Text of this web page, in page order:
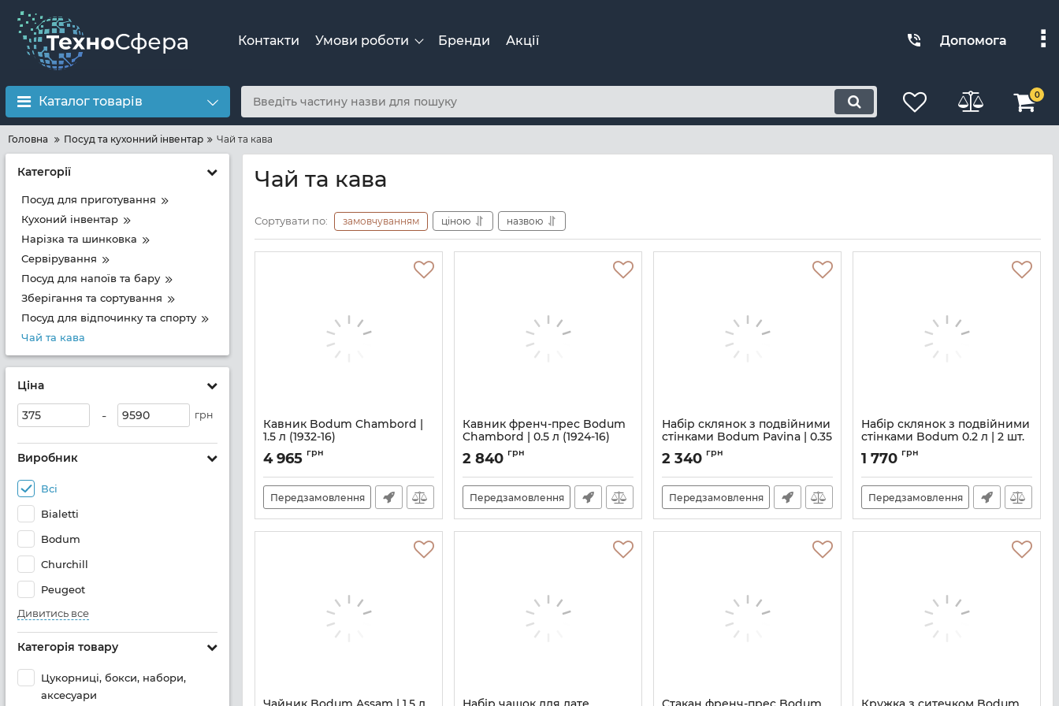
Контакти Умови роботи Бренди Акції Допомога
Каталог товарів 0
Головна Посуд та кухонний інвентар Чай та кава
Категорії
Посуд для приготування
Кухоний інвентар
Нарізка та шинковка
Сервірування
Посуд для напоїв та бару
Зберігання та сортування
Посуд для відпочинку та спорту
Чай та кава
Ціна
- грн
Виробник
Всі
Bialetti
Bodum
Churchill
Peugeot
Дивитись все
Категорія товару
Цукорниці, бокси, набори,
аксесуари
Чай та кава
Сортувати по: замовчуванням ціною назвою
Кавник Bodum Chambord |
1.5 л (1932-16)
Артикул: M06320302
4 965 грн
Передзамовлення
Кавник френч-прес Bodum
Chambord | 0.5 л (1924-16)
Артикул: M06320351
2 840 грн
Передзамовлення
Набір склянок з подвійними
стінками Bodum Pavina | 0.35
л | 2 шт (4559-10)
Артикул:
2 340 грн
Передзамовлення
Набір склянок з подвійними
стінками Bodum 0.2 л | 2 шт.
(10109-10)
Артикул:
1 770 грн
Передзамовлення